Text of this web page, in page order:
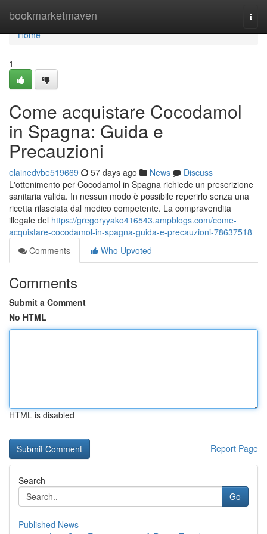
bookmarketmaven
Home
Home
1
Come acquistare Cocodamol
in Spagna: Guida e
Precauzioni
elainedvbe519669 57 days ago News
Discuss
L'ottenimento per Cocodamol in Spagna richiede un prescrizione
sanitaria valida. In nessun modo è possibile reperirlo senza una
ricetta rilasciata dal medico competente. La compravendita
illegale del https://gregoryyako416543.ampblogs.com/come-
acquistare-cocodamol-in-spagna-guida-e-precauzioni-78637518
Comments
Who Upvoted
Comments
Submit a Comment
No HTML
HTML is disabled
Report Page
Search
Go
Published News